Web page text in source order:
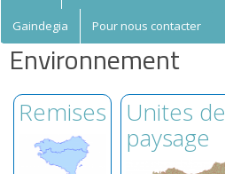
Gaindegia Pour nous contacter
Environnement
Remises
Unites de
paysage